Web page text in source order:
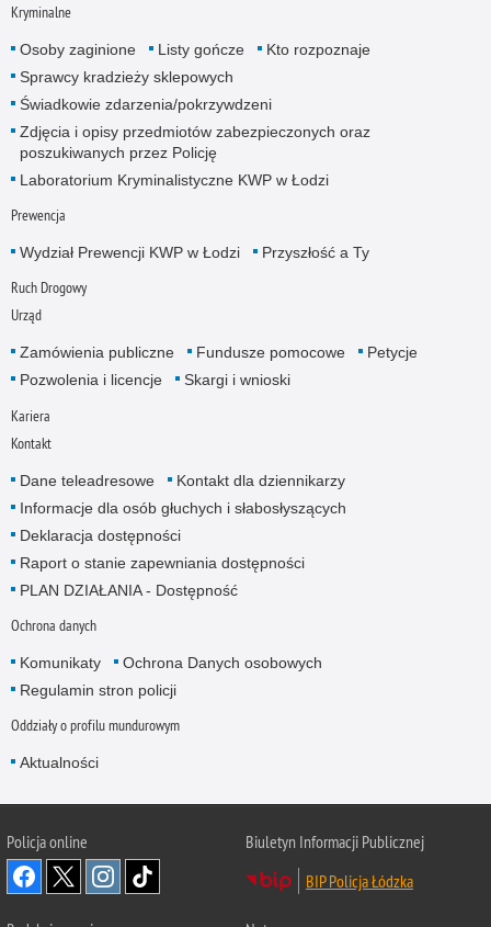
Kryminalne
Osoby zaginione Listy gończe
Kto rozpoznaje
Sprawcy kradzieży sklepowych
Świadkowie zdarzenia/pokrzywdzeni
Zdjęcia i opisy przedmiotów zabezpieczonych oraz
poszukiwanych przez Policję
Laboratorium Kryminalistyczne KWP w Łodzi
Prewencja
Wydział Prewencji KWP w Łodzi Przyszłość a Ty
Ruch Drogowy
Urząd
Zamówienia publiczne Fundusze pomocowe
Petycje
Pozwolenia i licencje
Skargi i wnioski
Kariera
Kontakt
Dane teleadresowe
Kontakt dla dziennikarzy
Informacje dla osób głuchych i słabosłyszących
Deklaracja dostępności
Raport o stanie zapewniania dostępności
PLAN DZIAŁANIA - Dostępność
Ochrona danych
Komunikaty
Ochrona Danych osobowych
Regulamin stron policji
Oddziały o profilu mundurowym
Aktualności
Policja online
Biuletyn Informacji Publicznej
BIP Policja Łódzka